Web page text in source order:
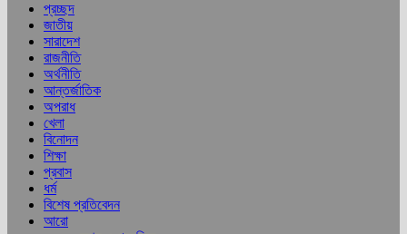
প্রচ্ছদ
জাতীয়
সারাদেশ
রাজনীতি
অর্থনীতি
আন্তর্জাতিক
অপরাধ
খেলা
বিনোদন
শিক্ষা
প্রবাস
ধর্ম
বিশেষ প্রতিবেদন
আরো